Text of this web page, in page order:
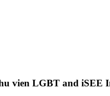
vien LGBT and iSEE